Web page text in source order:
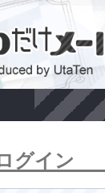
グイン